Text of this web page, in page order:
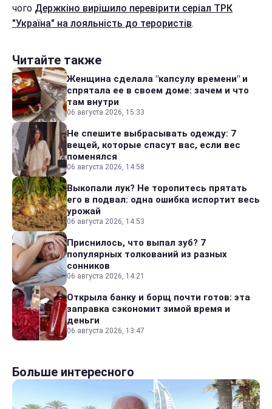
чого Держкіно вирішило перевірити серіал ТРК
"Україна" на лояльність до терористів.
Читайте также
Женщина сделала "капсулу времени" и
спрятала ее в своем доме: зачем и что
там внутри
06 августа 2026, 15:33
Не спешите выбрасывать одежду: 7
вещей, которые спасут вас, если вес
поменялся
06 августа 2026, 14:58
Выкопали лук? Не торопитесь прятать
его в подвал: одна ошибка испортит весь
урожай
06 августа 2026, 14:53
Приснилось, что выпал зуб? 7
популярных толкований из разных
сонников
06 августа 2026, 14:21
Открыла банку и борщ почти готов: эта
заправка сэкономит зимой время и
деньги
06 августа 2026, 13:47
Больше интересного